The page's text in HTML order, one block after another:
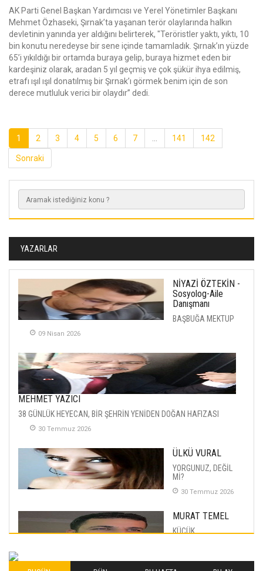
AK Parti Genel Başkan Yardımcısı ve Yerel Yönetimler Başkanı
Mehmet Özhaseki, Şırnak’ta yaşanan terör olaylarında halkın
devletinin yanında yer aldığını belirterek, "Teröristler yaktı, yıktı, 10
bin konutu neredeyse bir sene içinde tamamladık. Şırnak’ın yüzde
65’i yıkıldığı bir ortamda buraya gelip, buraya hizmet eden bir
kardeşiniz olarak, aradan 5 yıl geçmiş ve çok şükür ihya edilmiş,
etrafı ışıl ışıl donatılmış bir Şırnak’ı görmek benim için de son
derece mutluluk verici bir olaydır” dedi.
1 2 3 4 5 6 7 ... 141 142
Sonraki
YAZARLAR
NİYAZİ ÖZTEKİN -
Sosyolog-Aile
Danışmanı
BAŞBUĞA MEKTUP
09 Nisan 2026
MEHMET YAZICI
38 GÜNLÜK HEYECAN, BİR ŞEHRİN YENİDEN DOĞAN HAFIZASI
30 Temmuz 2026
ÜLKÜ VURAL
YORGUNUZ, DEĞİL
Mİ?
30 Temmuz 2026
MURAT TEMEL
KÜÇÜK